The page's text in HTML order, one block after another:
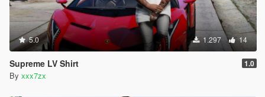
5.0 1.297 14
Supreme LV Shirt 1.0
By xxx7zx